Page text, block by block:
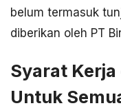
belum termasuk
diberikan oleh PT
Syarat Kerja
Untuk